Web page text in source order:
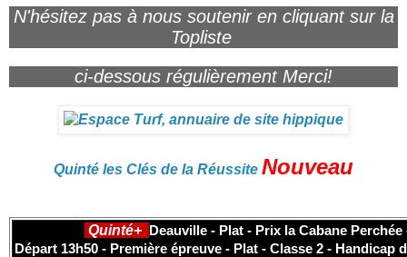
N'hésitez pas à nous soutenir en cliquant sur la
Topliste
ci-dessous régulièrement Merci!
Quinté les Clés de la Réussite Nouveau
Quinté+ Deauville - Plat - Prix la Cabane Perchée
Départ 13h50 - Première épreuve - Plat - Classe 2 - Handicap